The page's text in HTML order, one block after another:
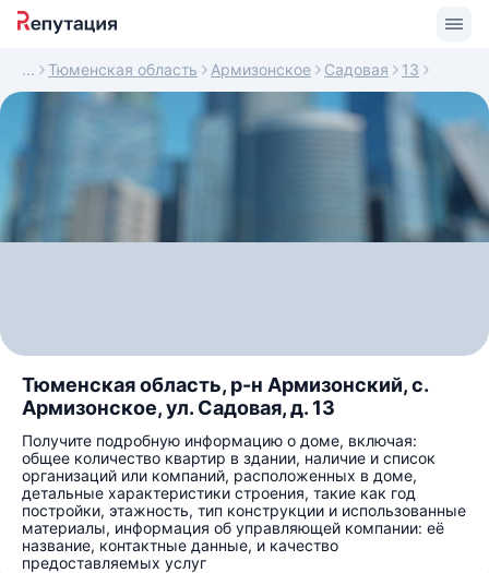
Тюменская область Армизонское Садовая 13
Тюменская область, р-н Армизонский, с.
Армизонское, ул. Садовая, д. 13
Получите подробную информацию о доме, включая:
общее количество квартир в здании, наличие и список
организаций или компаний, расположенных в доме,
детальные характеристики строения, такие как год
постройки, этажность, тип конструкции и использованные
материалы, информация об управляющей компании: её
название, контактные данные, и качество
предоставляемых услуг